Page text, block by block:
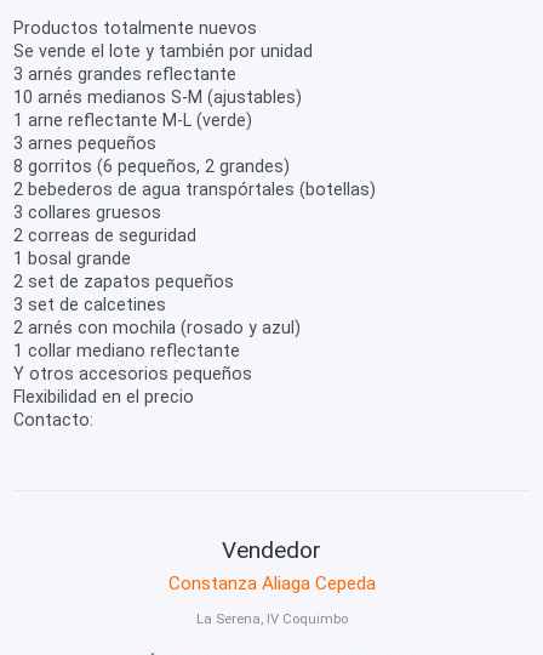
Productos totalmente nuevos
Se vende el lote y también por unidad
3 arnés grandes reflectante
10 arnés medianos S-M (ajustables)
1 arne reflectante M-L (verde)
3 arnes pequeños
8 gorritos (6 pequeños, 2 grandes)
2 bebederos de agua transpórtales (botellas)
3 collares gruesos
2 correas de seguridad
1 bosal grande
2 set de zapatos pequeños
3 set de calcetines
2 arnés con mochila (rosado y azul)
1 collar mediano reflectante
Y otros accesorios pequeños
Flexibilidad en el precio
Contacto:
Vendedor
Constanza Aliaga Cepeda
La Serena, IV Coquimbo